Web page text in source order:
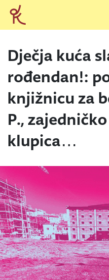
Dječja kuća
rođendan!:
knjižnicu za
P.,
klupica…